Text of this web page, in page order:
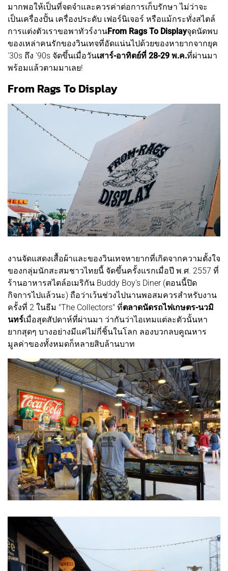
มากพอให้เป็นที่จดจำและควรค่าต่อการเก็บรักษา ไม่ว่าจะ
เป็นเครื่องปั้น เครื่องประดับ เฟอร์นิเจอร์ หรือแม้กระทั่งสไตล์
การแต่งตัวเราขอพาทัวร์งานFrom Rags To Displayจุดนัดพบ
ของเหล่าคนรักของวินเทจที่อัดแน่นไปด้วยของหายากจากยุค
'30s ถึง '90s จัดขึ้นเมื่อวันเสาร์-อาทิตย์ที่ 28-29 พ.ค.ที่ผ่านมา
พร้อมแล้วตามมาเลย!
From Rags To Display
งานจัดแสดงเสื้อผ้าและของวินเทจหายากที่เกิดจากความตั้งใจ
ของกลุ่มนักสะสมชาวไทยนี้ จัดขึ้นครั้งแรกเมื่อปี พ.ศ. 2557 ที่
ร้านอาหารสไตล์อเมริกัน Buddy Boy's Diner (ตอนนี้ปิด
กิจการไปแล้วนะ) ถือว่าเว้นช่วงไปนานพอสมควรสำหรับงาน
ครั้งที่ 2 ในธีม "The Collectors" ที่ตลาดนัดรถไฟเกษตร-นวมิ
นทร์เมื่อสุดสัปดาห์ที่ผ่านมา ว่ากันว่าไอเทมแต่ละตัวนั้นหา
ยากสุดๆ บางอย่างมีแค่ไม่กี่ชิ้นในโลก ลองบวกลบคูณหาร
มูลค่าของทั้งหมดก็หลายสิบล้านบาท